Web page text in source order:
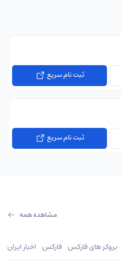
ثبت نام سریع
ثبت نام سریع
مشاهده همه
بروکر های فارکس فارکس اخبار ایران